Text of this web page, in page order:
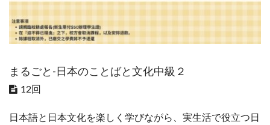
まるごと-日本のことばと文化中級２
12回
日本語と日本文化を楽しく学びながら、実生活で役立つ日